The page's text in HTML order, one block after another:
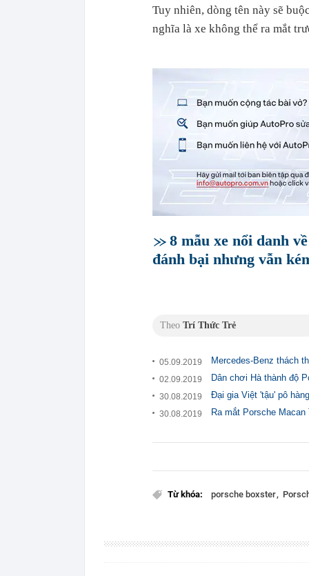
Tuy nhiên, dòng tên này sẽ
nghĩa là xe không thể ra mắt
8 mẫu xe nổi danh
đánh bại nhưng vẫn
Theo Trí Thức Trẻ
05.09.2019 Mercedes-Benz thách
02.09.2019 Dân chơi Hà thành độ
30.08.2019 Đại gia Việt 'tậu' pô
30.08.2019 Ra mắt Porsche
Từ khóa: porsche boxster